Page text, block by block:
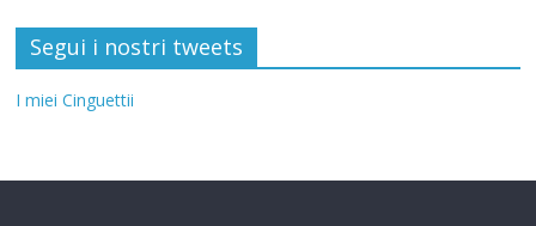
Segui i nostri tweets
I miei Cinguettii